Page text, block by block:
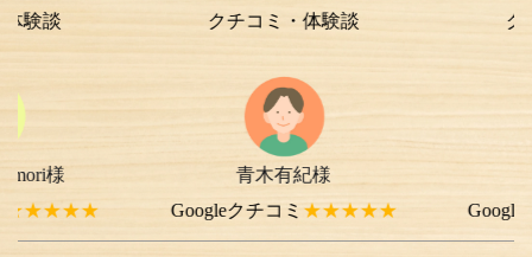
クチコミ・体験談
青木有紀様
Googleクチコミ★★★★★
クチコミ・
Googleクチコミ